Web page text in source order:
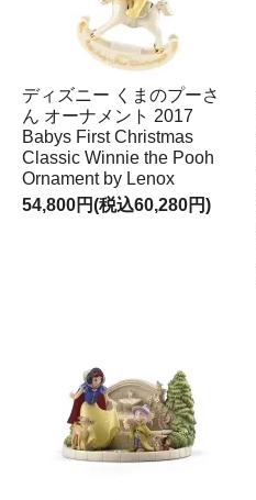
ディズニー くまのプーさ
ん オーナメント 2017
Babys First Christmas
Classic Winnie the Pooh
Ornament by Lenox
54,800円(税込60,280円)